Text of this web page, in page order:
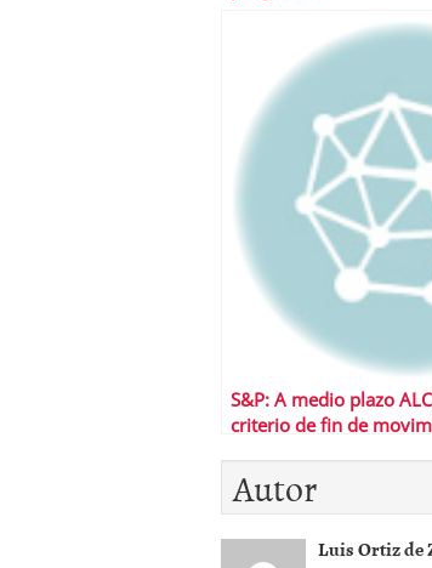
S&P: A medio plazo
criterio de fin de
Autor
Luis Ortiz de